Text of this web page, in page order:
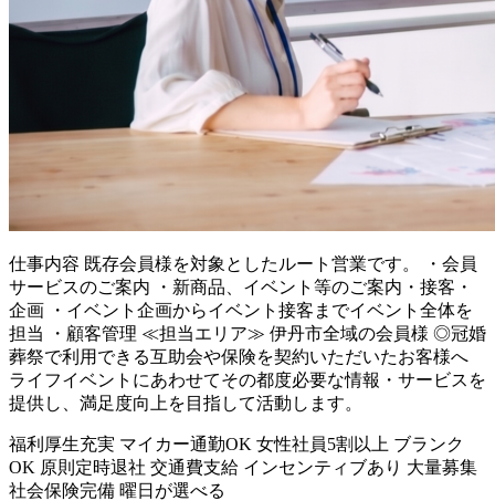
仕事内容 既存会員様を対象としたルート営業です。 ・会員
サービスのご案内 ・新商品、イベント等のご案内・接客・
企画 ・イベント企画からイベント接客までイベント全体を
担当 ・顧客管理 ≪担当エリア≫ 伊丹市全域の会員様 ◎冠婚
葬祭で利用できる互助会や保険を契約いただいたお客様へ
ライフイベントにあわせてその都度必要な情報・サービスを
提供し、満足度向上を目指して活動します。
福利厚生充実 マイカー通勤OK 女性社員5割以上 ブランク
OK 原則定時退社 交通費支給 インセンティブあり 大量募集
社会保険完備 曜日が選べる